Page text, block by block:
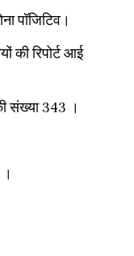
पॉजिटिव।
की रिपोर्ट आई
संख्या 343 ।